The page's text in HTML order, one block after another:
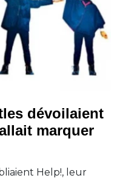
dévoilaient
marquer
Help!, leur